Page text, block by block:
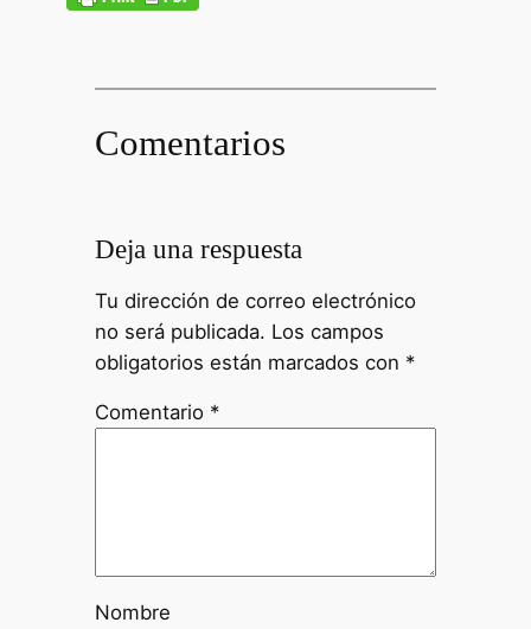
Comentarios
Deja una respuesta
Tu dirección de correo electrónico
no será publicada. Los campos
obligatorios están marcados con *
Comentario *
Nombre